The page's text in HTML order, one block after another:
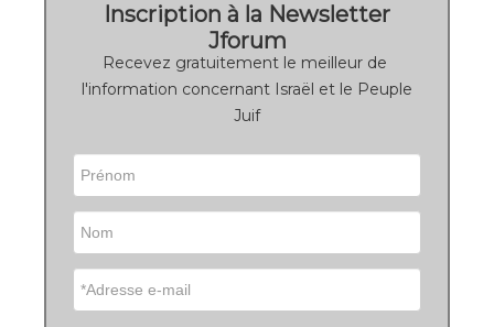
Inscription à la Newsletter
Jforum
Recevez gratuitement le meilleur de
l'information concernant Israël et le Peuple
Juif